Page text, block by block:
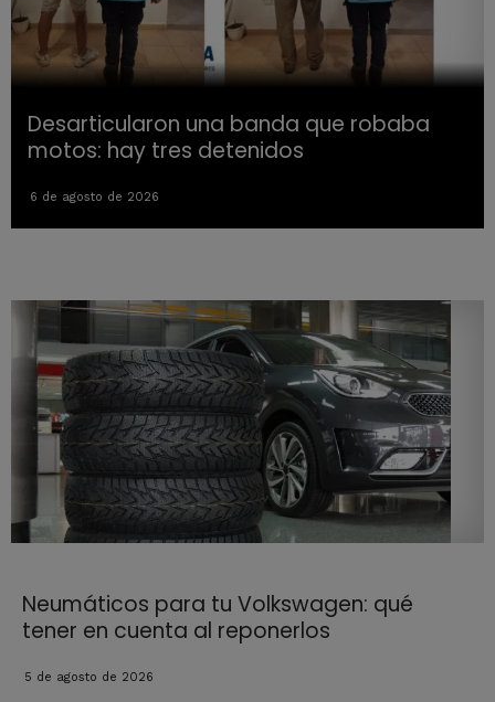
Desarticularon una banda que robaba
motos: hay tres detenidos
6 de agosto de 2026
Neumáticos para tu Volkswagen: qué
tener en cuenta al reponerlos
5 de agosto de 2026